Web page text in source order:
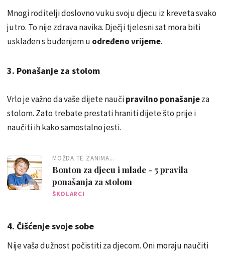
Mnogi roditelji doslovno vuku svoju djecu iz kreveta svako
jutro. To nije zdrava navika. Dječji tjelesni sat mora biti
usklađen s buđenjem u određeno vrijeme.
3. Ponašanje za stolom
Vrlo je važno da vaše dijete naučipravilno ponašanjeza
stolom. Zato trebate prestati hraniti dijete što prije i
naučiti ih kako samostalno jesti.
MOŽDA TE ZANIMA...
Bonton za djecu i mlade - 5 pravila
ponašanja za stolom
ŠKOLARCI
4. Čišćenje svoje sobe
Nije vaša dužnost počistiti za djecom. Oni moraju naučiti